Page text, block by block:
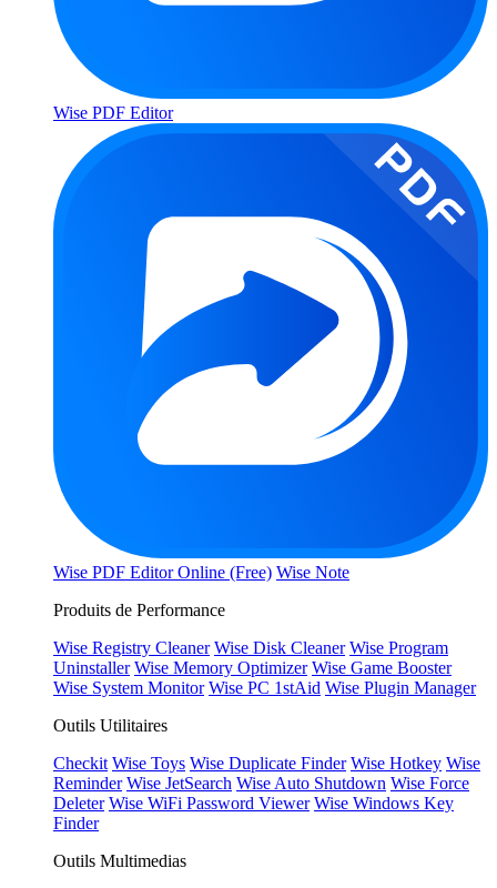
Wise PDF Editor
Wise PDF Editor Online (Free) Wise Note
Produits de Performance
Wise Registry Cleaner Wise Disk Cleaner Wise Program
Uninstaller Wise Memory Optimizer Wise Game Booster
Wise System Monitor Wise PC 1stAid Wise Plugin Manager
Outils Utilitaires
Checkit Wise Toys Wise Duplicate Finder Wise Hotkey Wise
Reminder Wise JetSearch Wise Auto Shutdown Wise Force
Deleter Wise WiFi Password Viewer Wise Windows Key
Finder
Outils Multimedias